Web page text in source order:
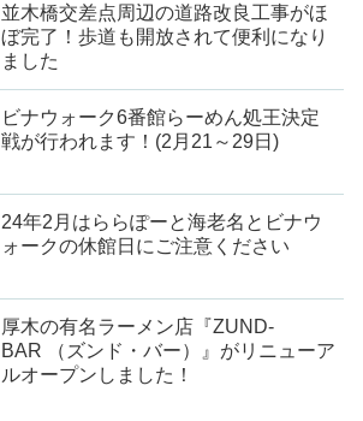
並木橋交差点周辺の道路改良工事がほ
ぼ完了！歩道も開放されて便利になり
ました
ビナウォーク6番館らーめん処王決定
戦が行われます！(2月21～29日)
24年2月はららぽーと海老名とビナウ
ォークの休館日にご注意ください
厚木の有名ラーメン店『ZUND-
BAR （ズンド・バー）』がリニューア
ルオープンしました！